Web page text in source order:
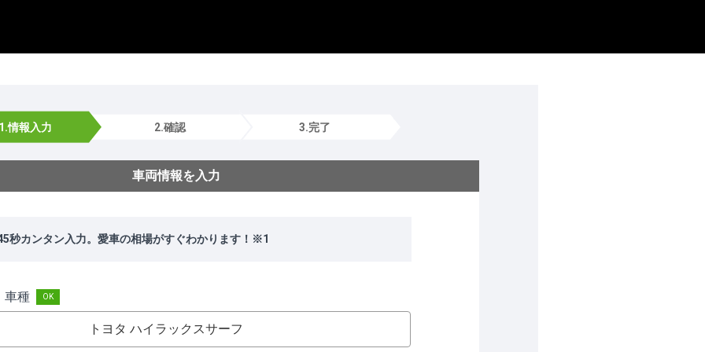
情報入力 2.確認 3.完了
車両情報を入力
秒カンタン入力。愛車の相場がすぐわかります！※1
車種
トヨタ ハイラックスサーフ